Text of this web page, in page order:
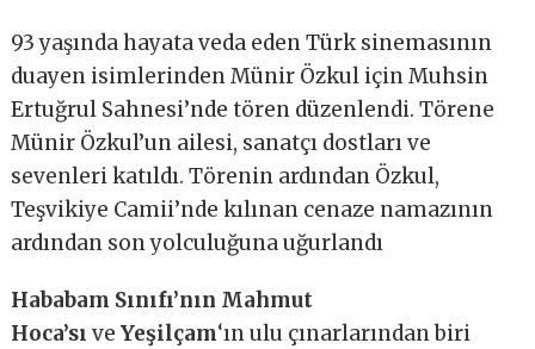
93 yaşında hayata veda eden Türk sinemasının
duayen isimlerinden Münir Özkul için Muhsin
Ertuğrul Sahnesi’nde tören düzenlendi. Törene
Münir Özkul’un ailesi, sanatçı dostları ve
sevenleri katıldı. Törenin ardından Özkul,
Teşvikiye Camii’nde kılınan cenaze namazının
ardından son yolculuğuna uğurlandı
Hababam Sınıfı’nın Mahmut
Hoca’sıveYeşilçam‘ın ulu çınarlarından biri